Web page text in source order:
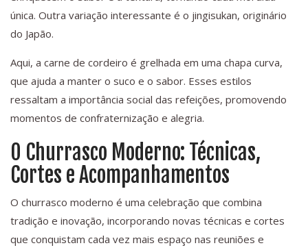
única. Outra variação interessante é o jingisukan, originário
do Japão.
Aqui, a carne de cordeiro é grelhada em uma chapa curva,
que ajuda a manter o suco e o sabor. Esses estilos
ressaltam a importância social das refeições, promovendo
momentos de confraternização e alegria.
O Churrasco Moderno: Técnicas,
Cortes e Acompanhamentos
O churrasco moderno é uma celebração que combina
tradição e inovação, incorporando novas técnicas e cortes
que conquistam cada vez mais espaço nas reuniões e